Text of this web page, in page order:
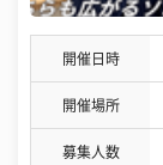
開催日時
開催場所
募集人数